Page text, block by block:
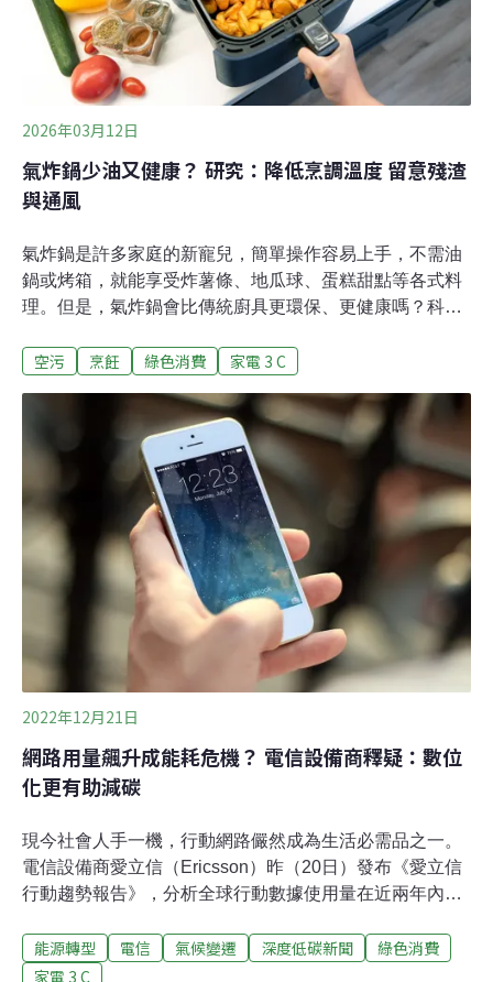
2026年03月12日
氣炸鍋少油又健康？ 研究：降低烹調溫度 留意殘渣
與通風
氣炸鍋是許多家庭的新寵兒，簡單操作容易上手，不需油
鍋或烤箱，就能享受炸薯條、地瓜球、蛋糕甜點等各式料
理。但是，氣炸鍋會比傳統廚具更環保、更健康嗎？科學
好，但須注意高溫烹調、累積髒污與通風等問題。用油少
熱量。只需少量的油，就能達到與傳統油炸相近的酥脆效
果，不僅降低食物熱量，也不犧牲口感。從空污角度來
看，氣炸也比其它烹調方式更佳。今年1月，英國伯明罕
大學在美國化學學會（ACS）期刊《ES&T Air》發表新研
究，比較不同食物以氣炸、淺鍋煎炸或深鍋油炸所產生的
室內空污。結果顯示，冷凍洋蔥圈與培根等高油脂食物炸
後會產生較多污染物。氣炸高脂肪食物所產生的揮發性有
機物（VOCs）較低，僅為深鍋油炸的1/100至1/10。2年
前，伯明罕團隊曾以油脂較少的雞胸肉進行實驗，比較
煎、煮、炒、炸與氣炸五種方式所產
空污 烹飪 綠色消費 家電 3 C
2022年12月21日
網路用量飆升成能耗危機？ 電信設備商釋疑：數位
化更有助減碳
現今社會人手一機，行動網路儼然成為生活必需品之一。
電信設備商愛立信（Ericsson）昨（20日）發布《愛立信
行動趨勢報告》，分析全球行動數據使用量在近兩年內成
者適時更新設備、運用智慧化管理，行動網路使用不會使
能耗、碳排大幅增加；反而能藉由數位化，協助各行各業
能源轉型 電信 氣候變遷 深度低碳新聞
綠色消費
家電 3 C